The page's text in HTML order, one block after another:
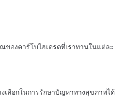
ของคาร์โบไฮเดรตที่เราทานในแต่ละ
เลือกในการรักษาปัญหาทางสุขภาพได้